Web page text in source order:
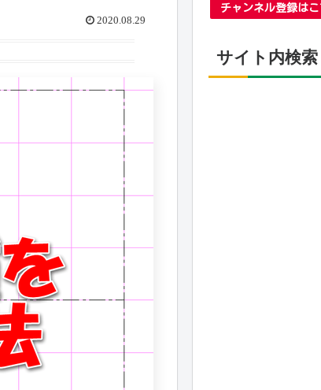
2020.08.29
チャンネル登録はこ
サイト内検索